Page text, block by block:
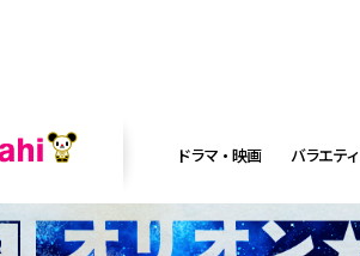
ドラマ・映画 バラエティ